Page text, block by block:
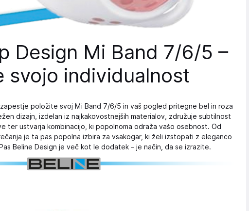
Design Mi Band 7/6/5 –
svojo individualnost
položite svoj Mi Band 7/6/5 in vaš pogled pritegne bel in roza
dizajn, izdelan iz najkakovostnejših materialov, združuje subtilnost
ter ustvarja kombinacijo, ki popolnoma odraža vašo osebnost. Od
je ta pas popolna izbira za vsakogar, ki želi izstopati z eleganco
Beline Design je več kot le dodatek – je način, da se izrazite.